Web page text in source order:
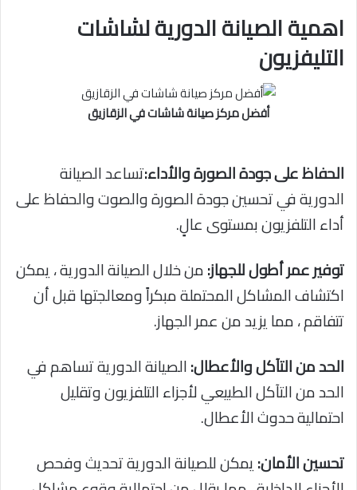
اهمية الصيانة الدورية لشاشات
التليفزيون
أفضل مركز صيانة شاشات في الزقازيق
الحفاظ على جودة الصورة والأداء:تساعد الصيانة
الدورية في تحسين جودة الصورة والصوت والحفاظ على
أداء التلفزيون بمستوى عالٍ.
توفير عمر أطول للجهاز:من خلال الصيانة الدورية ، يمكن
اكتشاف المشاكل المحتملة مبكراً ومعالجتها قبل أن
تتفاقم ، مما يزيد من عمر الجهاز.
الحد من التآكل والأعطال:الصيانة الدورية تساهم في
الحد من التآكل الطبيعي لأجزاء التلفزيون وتقليل
احتمالية حدوث الأعطال.
تحسين الأمان:يمكن للصيانة الدورية تحديث وفحص